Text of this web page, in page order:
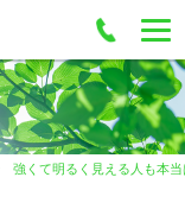
強くて明るく見える人も本